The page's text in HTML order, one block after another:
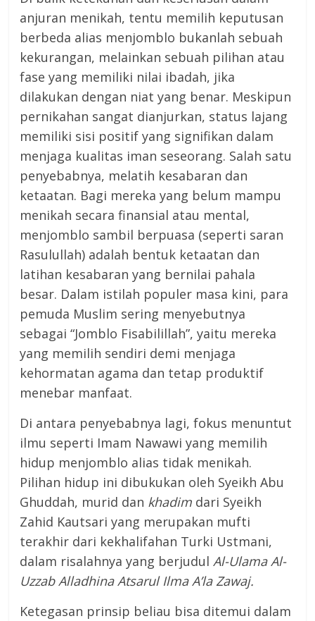
anjuran menikah, tentu memilih keputusan
berbeda alias menjomblo bukanlah sebuah
kekurangan, melainkan sebuah pilihan atau
fase yang memiliki nilai ibadah, jika
dilakukan dengan niat yang benar. Meskipun
pernikahan sangat dianjurkan, status lajang
memiliki sisi positif yang signifikan dalam
menjaga kualitas iman seseorang. Salah satu
penyebabnya, melatih kesabaran dan
ketaatan. Bagi mereka yang belum mampu
menikah secara finansial atau mental,
menjomblo sambil berpuasa (seperti saran
Rasulullah) adalah bentuk ketaatan dan
latihan kesabaran yang bernilai pahala
besar. Dalam istilah populer masa kini, para
pemuda Muslim sering menyebutnya
sebagai “Jomblo Fisabilillah”, yaitu mereka
yang memilih sendiri demi menjaga
kehormatan agama dan tetap produktif
menebar manfaat.
Di antara penyebabnya lagi, fokus menuntut
ilmu seperti Imam Nawawi yang memilih
hidup menjomblo alias tidak menikah.
Pilihan hidup ini dibukukan oleh Syeikh Abu
Ghuddah, murid dan khadim dari Syeikh
Zahid Kautsari yang merupakan mufti
terakhir dari kekhalifahan Turki Ustmani,
dalam risalahnya yang berjudulAl-Ulama Al-
Uzzab Alladhina Atsarul Ilma A’la Zawaj.
Ketegasan prinsip beliau bisa ditemui dalam